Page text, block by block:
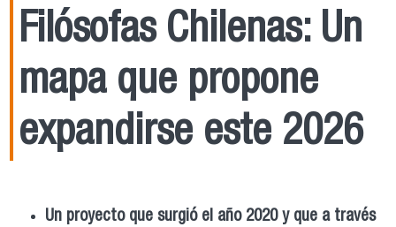
Filósofas Chilenas: Un
mapa que propone
expandirse este 2026
Un proyecto que surgió el año 2020 y que a través